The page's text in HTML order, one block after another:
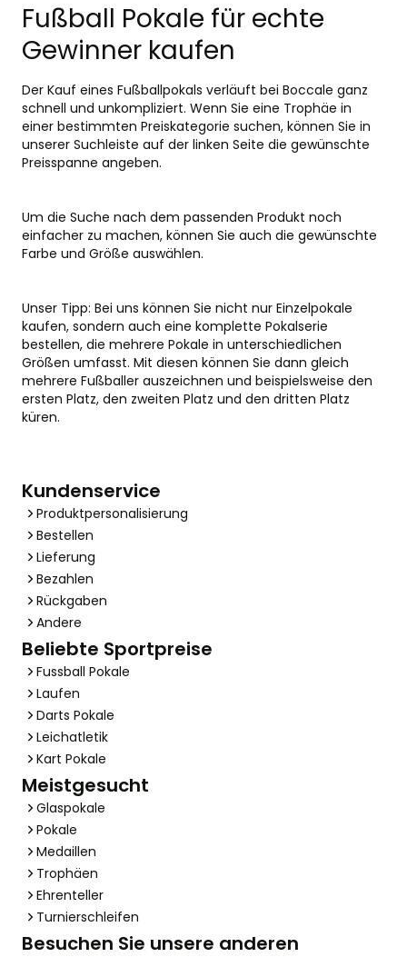
Fußball Pokale für echte
Gewinner kaufen
Der Kauf eines Fußballpokals verläuft bei Boccale ganz
schnell und unkompliziert. Wenn Sie eine Trophäe in
einer bestimmten Preiskategorie suchen, können Sie in
unserer Suchleiste auf der linken Seite die gewünschte
Preisspanne angeben.
Um die Suche nach dem passenden Produkt noch
einfacher zu machen, können Sie auch die gewünschte
Farbe und Größe auswählen.
Unser Tipp: Bei uns können Sie nicht nur Einzelpokale
kaufen, sondern auch eine komplette Pokalserie
bestellen, die mehrere Pokale in unterschiedlichen
Größen umfasst. Mit diesen können Sie dann gleich
mehrere Fußballer auszeichnen und beispielsweise den
ersten Platz, den zweiten Platz und den dritten Platz
küren.
Kundenservice
Produktpersonalisierung
Bestellen
Lieferung
Bezahlen
Rückgaben
Andere
Beliebte Sportpreise
Fussball Pokale
Laufen
Darts Pokale
Leichatletik
Kart Pokale
Meistgesucht
Glaspokale
Pokale
Medaillen
Trophäen
Ehrenteller
Turnierschleifen
Besuchen Sie unsere anderen